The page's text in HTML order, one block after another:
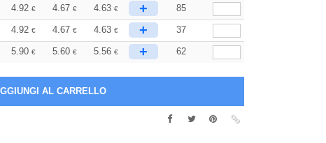
4.92 € 4.67 € 4.63 € + 85
4.92 € 4.67 € 4.63 € + 37
5.90 € 5.60 € 5.56 € + 62